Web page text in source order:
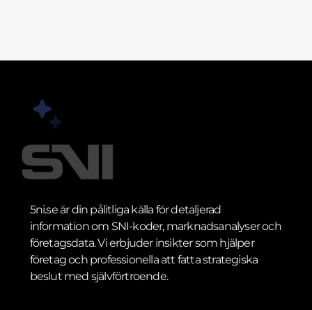
5ni.se är din pålitliga källa för detaljerad
information om SNI-koder, marknadsanalyser och
företagsdata. Vi erbjuder insikter som hjälper
företag och professionella att fatta strategiska
beslut med självförtroende.